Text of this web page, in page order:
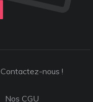
Contactez-nous !
Nos CGU